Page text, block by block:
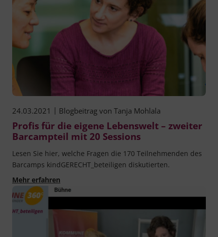
24.03.2021 | Blogbeitrag von Tanja Mohlala
Profis für die eigene Lebenswelt – zweiter
Barcampteil mit 20 Sessions
Lesen Sie hier, welche Fragen die 170 Teilnehmenden des
Barcamps kindGERECHT_beteiligen diskutierten.
Mehr erfahrenProfis für die eigene Lebenswelt – zweiter